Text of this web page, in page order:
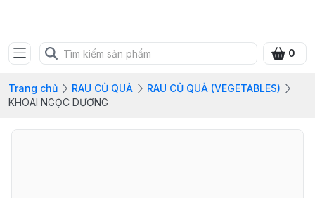
0
Trang chủ RAU CỦ QUẢ
RAU CỦ QUẢ (VEGETABLES)
KHOAI NGỌC DƯƠNG